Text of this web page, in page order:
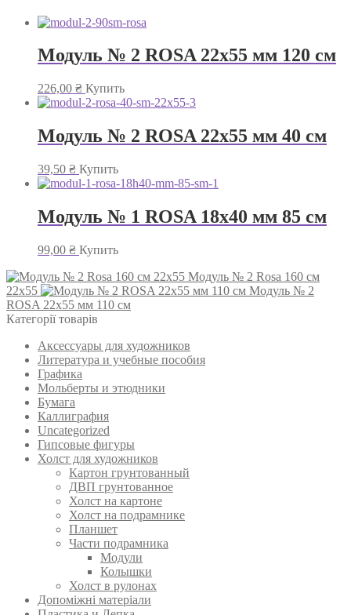
Модуль № 2 ROSA 22х55 мм 120 см
226,00 ₴ Купить
Модуль № 2 ROSA 22х55 мм 40 см
39,50 ₴ Купить
Модуль № 1 ROSA 18х40 мм 85 см
99,00 ₴ Купить
Модуль № 2 Rosa 160 см
22x55
Модуль № 2
ROSA 22х55 мм 110 см
Категорії товарів
Аксессуары для художников
Литература и учебные пособия
Графика
Мольберты и этюдники
Бумага
Каллиграфия
Uncategorized
Гипсовые фигуры
Холст для художников
Картон грунтованный
ДВП грунтованное
Холст на картоне
Холст на подрамнике
Планшет
Части подрамника
Модули
Колышки
Холст в рулонах
Допоміжні матеріали